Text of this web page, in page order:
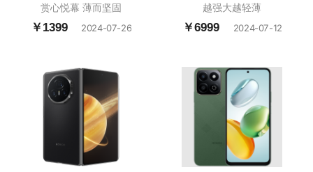
赏心悦幕 薄而坚固
￥1399 2024-07-26
越强大越轻薄
￥6999 2024-07-12